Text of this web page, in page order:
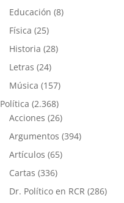
Educación (8)
Física (25)
Historia (28)
Letras (24)
Música (157)
Política (2.368)
Acciones (26)
Argumentos (394)
Artículos (65)
Cartas (336)
Dr. Político en RCR (286)